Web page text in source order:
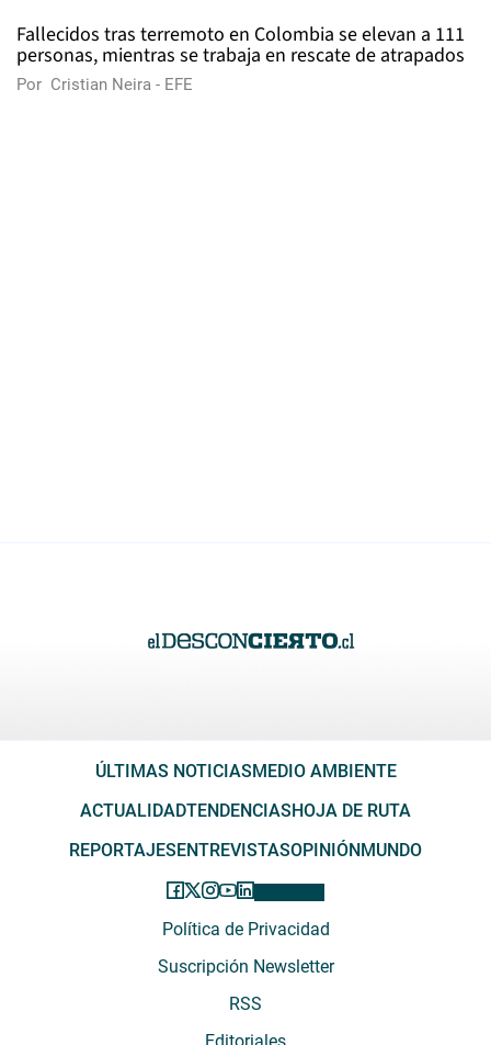
Fallecidos tras terremoto en Colombia se elevan a 111
personas, mientras se trabaja en rescate de atrapados
Por Cristian Neira - EFE
ÚLTIMAS NOTICIAS MEDIO AMBIENTE
ACTUALIDADTENDENCIAS HOJA DE RUTA
REPORTAJES ENTREVISTASOPINIÓN MUNDO
Política de Privacidad
Suscripción Newsletter
RSS